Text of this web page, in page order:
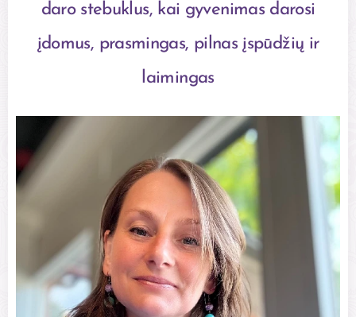
daro stebuklus, kai gyvenimas darosi
įdomus, prasmingas, pilnas įspūdžių ir
laimingas